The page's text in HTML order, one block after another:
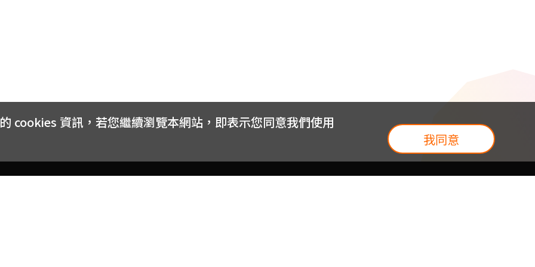
cookies 資訊，若您繼續瀏覽本網站，即表示您同意我們使用
我同意